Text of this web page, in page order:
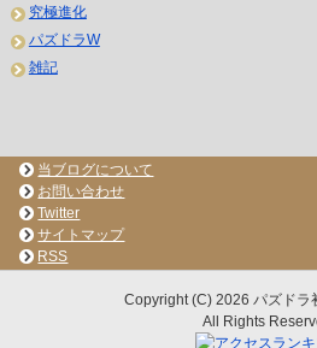
究極進化
パズドラW
雑記
当ブログについて
お問い合わせ
Twitter
サイトマップ
RSS
Copyright (C) 2026 パズドラ
All Rights